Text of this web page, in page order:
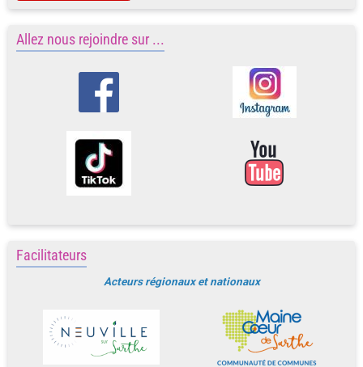
Allez nous rejoindre sur ...
Facilitateurs
Acteurs régionaux et nationaux